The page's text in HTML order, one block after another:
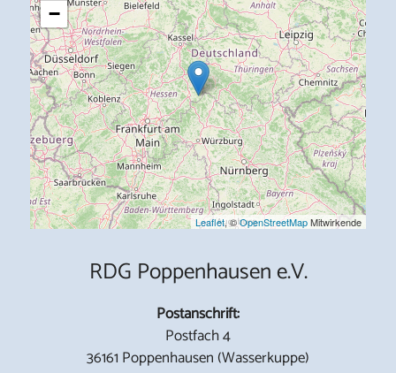
−
Leaflet, ©OpenStreetMapMitwirkende
RDG Poppenhausen e.V.
Postanschrift:
Postfach 4
36161 Poppenhausen (Wasserkuppe)